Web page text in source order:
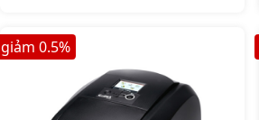
cả hợp lý. Bảo hành 12 tháng.
giảm 0.5%